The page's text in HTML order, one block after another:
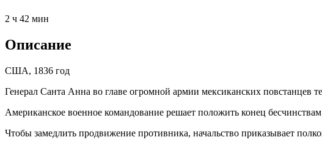
2 ч 42 мин
Описание
США, 1836 год
Генерал Санта Анна во главе огромной армии мексиканских повстанцев
Американское военное командование решает положить конец
Чтобы замедлить продвижение противника, начальство приказывает